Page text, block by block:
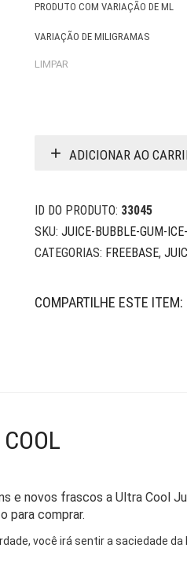
PRODUTO COM VARIAÇÃO DE ML
VARIAÇÃO DE MILIGRAMAS
LIMPAR
ADICIONAR AO
ID DO PRODUTO: 33045
SKU: JUICE-BUBBLE-GUM-
CATEGORIAS: FREEBASE,
COMPARTILHE ESTE ITEM:
e novos frascos a Ultra Cool
para comprar.
você irá sentir a saciedade